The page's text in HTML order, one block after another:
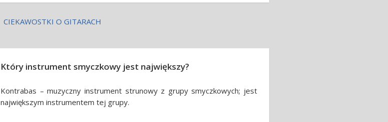
CIEKAWOSTKI O GITARACH
Który instrument smyczkowy jest największy?
Kontrabas – muzyczny instrument strunowy z grupy smyczkowych; jest
największym instrumentem tej grupy.